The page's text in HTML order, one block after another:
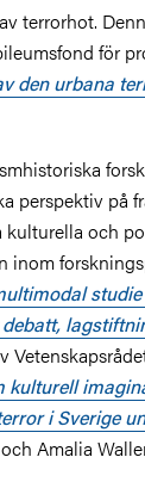
terrorhot.
för
den urbana
perspektiv på
kulturella och
inom
kulturell
i Sverige
Amalia